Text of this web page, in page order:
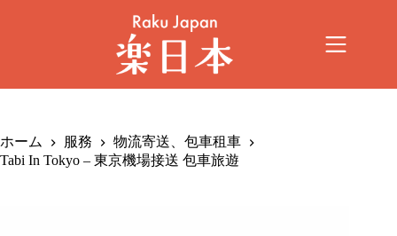
ホーム 服務
物流寄送、包車租車
Tabi In Tokyo – 東京機場接送 包車旅遊